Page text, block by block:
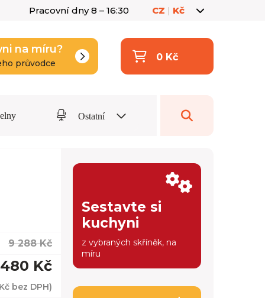
Pracovní dny 8 – 16:30 CZ | Kč
na míru?
průvodce
0 Kč
Ostatní
9 288 Kč
Kč
bez DPH)
Sestavte si
kuchyni
z vybraných skříněk, na
míru